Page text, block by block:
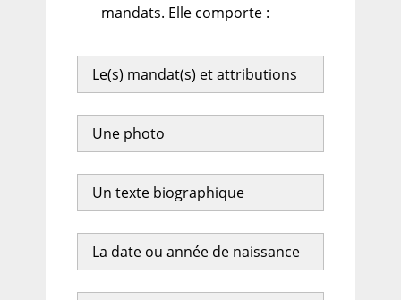
mandats. Elle comporte :
Le(s) mandat(s) et attributions
Une photo
Un texte biographique
La date ou année de naissance